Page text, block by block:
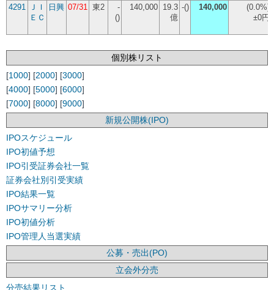
4291
ＪＩ
ＥＣ
日興 07/31 東2
-
()
140,000 19.3
億
-() 140,000 (0.0%)
±0円
個別株リスト
[1000] [2000] [3000]
[4000] [5000] [6000]
[7000] [8000] [9000]
新規公開株(IPO)
IPOスケジュール
IPO初値予想
IPO引受証券会社一覧
証券会社別引受実績
IPO結果一覧
IPOサマリー分析
IPO初値分析
IPO管理人当選実績
公募・売出(PO)
立会外分売
分売結果リスト